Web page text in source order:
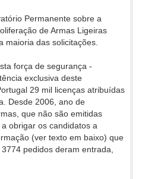
Permanente sobre a
de Armas Ligeiras
maioria das solicitações.
força de segurança -
exclusiva deste
29 mil licenças atribuídas
Desde 2006, ano de
que não são emitidas
obrigar os candidatos a
(ver texto em baixo) que
pedidos deram entrada,